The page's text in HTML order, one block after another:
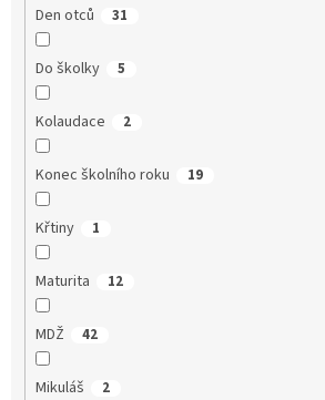
Den otců 31
Do školky 5
Kolaudace 2
Konec školního roku 19
Křtiny 1
Maturita 12
MDŽ 42
Mikuláš 2